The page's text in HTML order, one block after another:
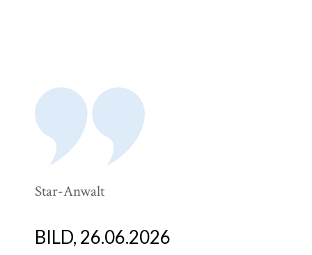
Star-Anwalt
BILD, 26.06.2026